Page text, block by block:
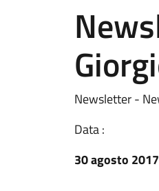
Newsletter -
Data :
30 agosto 2017